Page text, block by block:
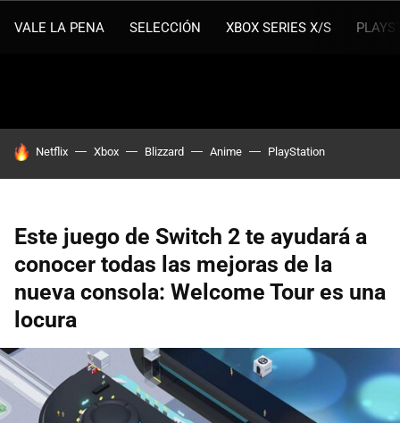
VALE LA PENA SELECCIÓN XBOX SERIES X/S
HOY SE HABLA DE
Netflix Xbox Blizzard Anime PlayStation
Este juego de Switch 2 te ayudará a
conocer todas las mejoras de la
nueva consola: Welcome Tour es una
locura